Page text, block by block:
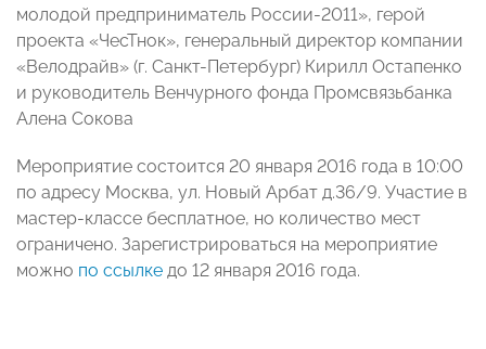
молодой предприниматель России-2011», герой
проекта «ЧесТнок», генеральный директор компании
«Велодрайв» (г. Санкт-Петербург) Кирилл Остапенко
и руководитель Венчурного фонда Промсвязьбанка
Алена Сокова
Мероприятие состоится 20 января 2016 года в 10:00
по адресу Москва, ул. Новый Арбат д.36/9. Участие в
мастер-классе бесплатное, но количество мест
ограничено. Зарегистрироваться на мероприятие
можно по ссылке до 12 января 2016 года.